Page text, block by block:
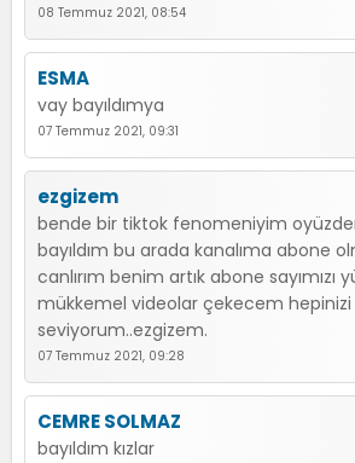
08 Temmuz 2021, 08:54
ESMA
vay bayıldımya
07 Temmuz 2021, 09:31
ezgizem
bende bir tiktok fenomeniyim
bayıldım bu arada kanalıma abone
canlırım benim artık abone sayımızı
mükkemel videolar çekecem hepinizi
seviyorum..ezgizem.
07 Temmuz 2021, 09:28
CEMRE SOLMAZ
bayıldım kızlar